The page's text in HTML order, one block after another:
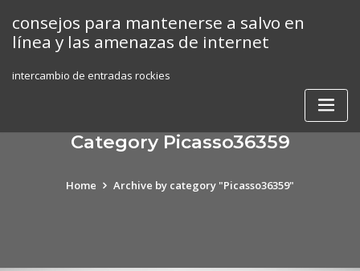
content
consejos para mantenerse a salvo en
línea y las amenazas de internet
intercambio de entradas rockies
Category Picasso36359
Home Archive by category "Picasso36359"